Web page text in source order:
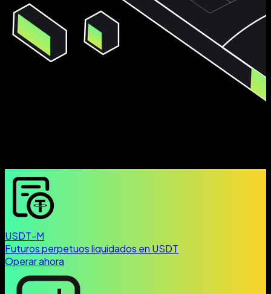
USDT-M
Futuros perpetuos liquidados en USDT
Operar ahora